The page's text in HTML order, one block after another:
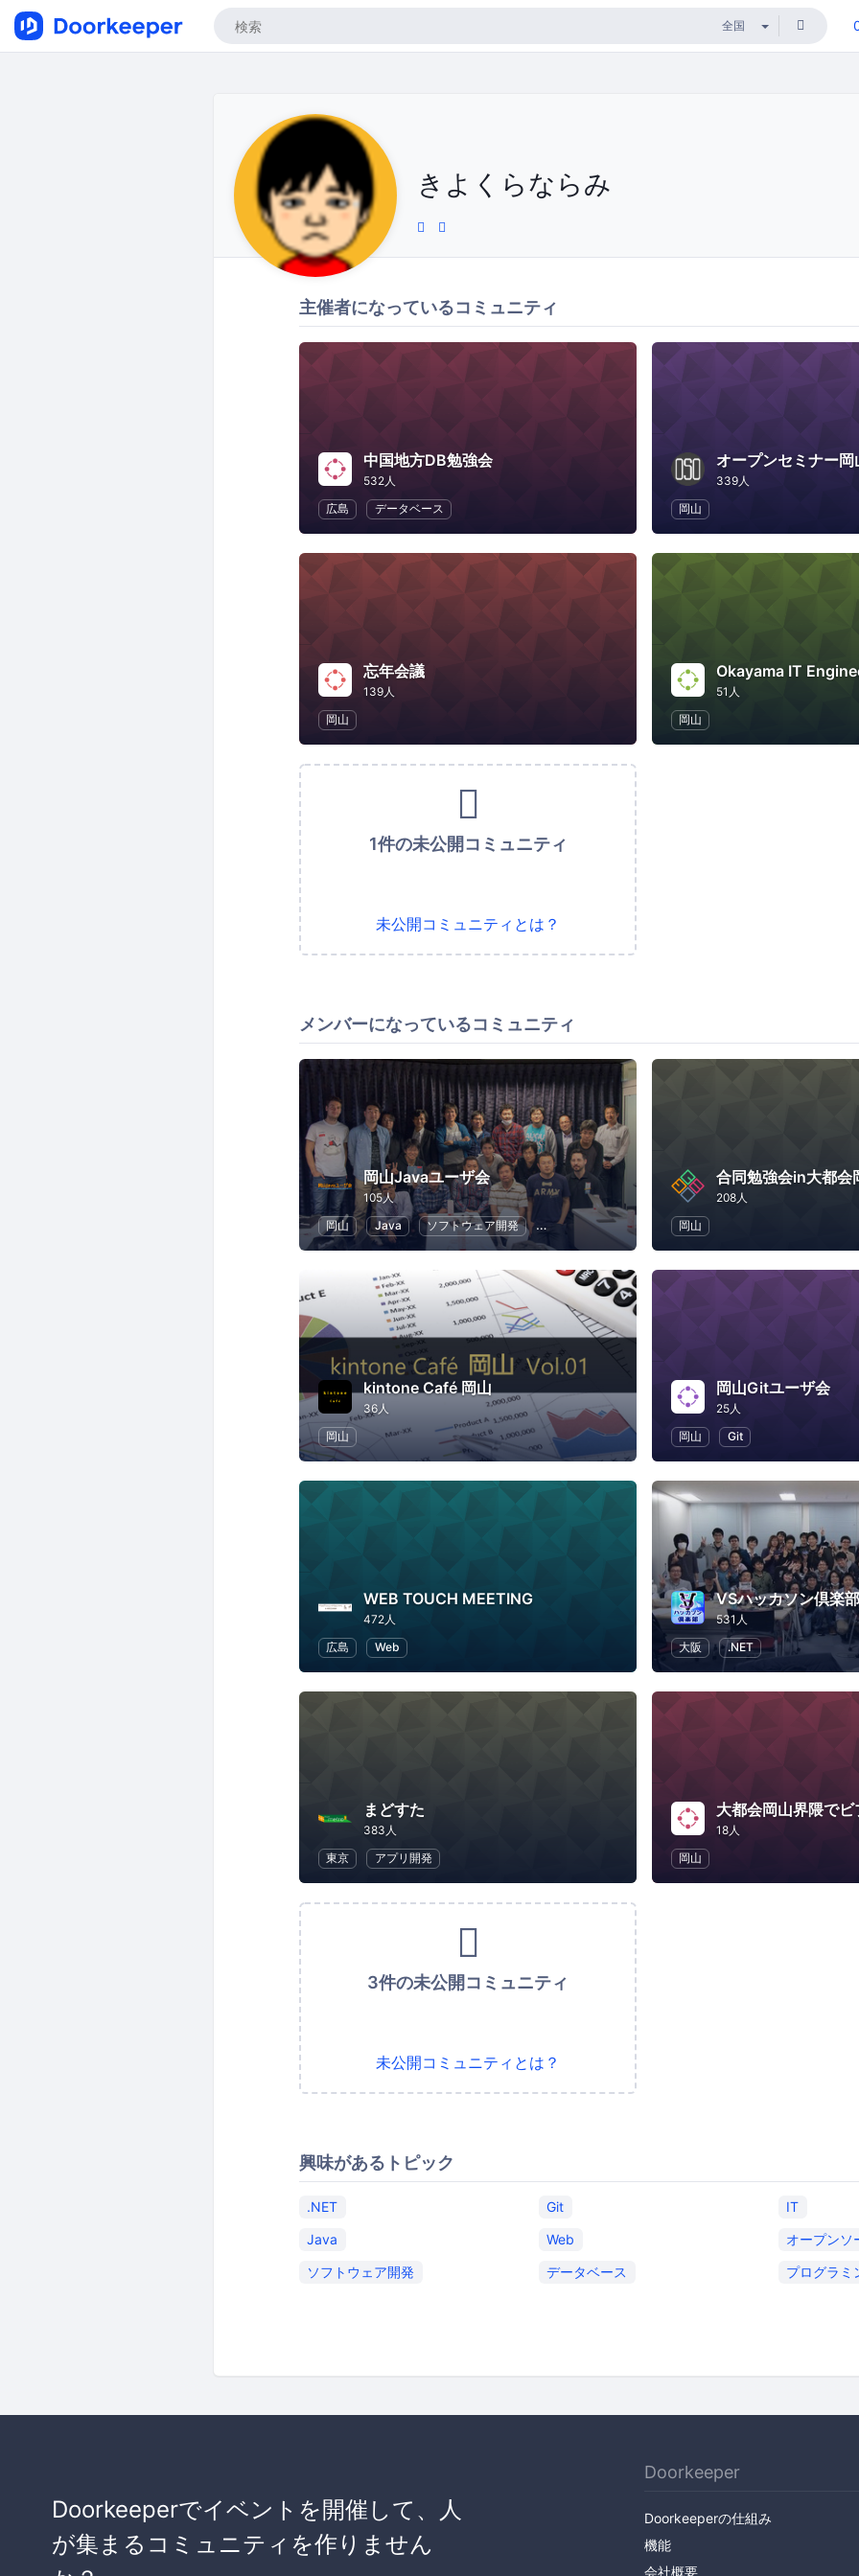
きよくらならみ
主催者になっているコミュニティ
中国地方DB勉強会
532人
広島
データベース
オープンセミナー岡
339人
岡山
忘年会議
139人
岡山
Okayama IT
51人
岡山
1件の未公開コミュニティ
未公開コミュニティとは？
メンバーになっているコミュニティ
岡山Javaユーザ会
105人
岡山
Java ソフトウェア開発 オープンソース プログラミング
合同勉強会in大都会
208人
岡山
kintone Café 岡山
36人
岡山
岡山Gitユーザ会
25人
岡山
Git
WEB TOUCH MEETING
472人
広島
Web
VSハッカソン倶楽部
531人
大阪
.NET
まどすた
383人
東京
アプリ開発
18人
岡山
3件の未公開コミュニティ
未公開コミュニティとは？
興味があるトピック
.NET Git
IT
Java
Web
オープンソ
ソフトウェア開発
データベース プログラミ
Doorkeeperでイベントを開催して、人
が集まるコミュニティを作りません
Doorkeeper
Doorkeeperの仕組み
機能
会社概要